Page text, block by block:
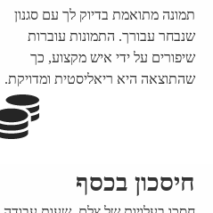
תמונה מתואמת בדיוק לך עם סגנון
שנבחר עבורך. התמונות עוברות
שיפורים על ידי איש מקצוע, כך
שהתוצאה היא ריאליסטית ומדויקת.
חיסכון בכסף